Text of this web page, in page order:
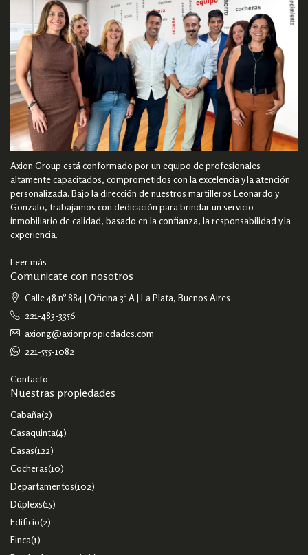
Axion Group está conformado por un equipo de profesionales
altamente capacitados, comprometidos con la excelencia y la atención
personalizada. Bajo la dirección de nuestros martilleros Leonardo y
Gonzalo, trabajamos con dedicación para brindar un servicio
inmobiliario de calidad, basado en la confianza, la responsabilidad y la
experiencia.
Leer más
Comunicate con nosotros
Calle 48 nº 884 | Oficina 3º A | La Plata, Buenos Aires
221-483-3356
axiong@axionpropiedades.com
221-555-1082
Contacto
Nuestras propiedades
Cabaña(2)
Casaquinta(4)
Casas(122)
Cocheras(10)
Departamentos(102)
Dúplexs(15)
Edificio(2)
Finca(1)